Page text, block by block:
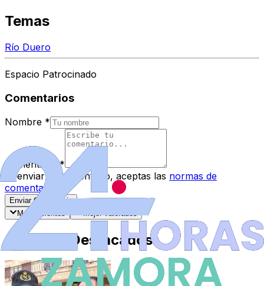
Temas
Río Duero
Espacio Patrocinado
Comentarios
Nombre *
Comentario
*
Al enviar tu comentario, aceptas las normas de
comentarios
Enviar Comentario
Más recientes
Mejor valorados
Artículos Destacados